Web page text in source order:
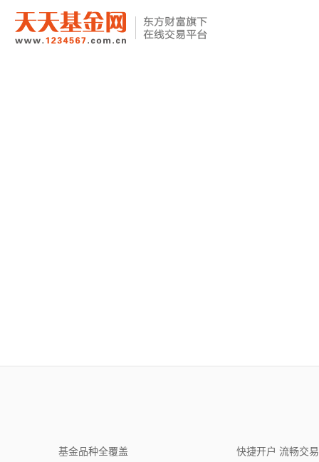
基金品种全覆盖 快捷开户 流畅交易